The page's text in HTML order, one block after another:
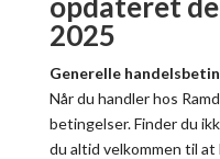
2025
Generelle
Når du handler hos
betingelser. Finder du
du altid velkommen til